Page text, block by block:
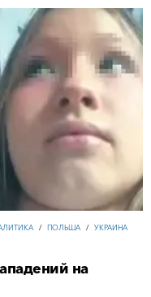
/ ПОЛЬША / УКРАИНА
на